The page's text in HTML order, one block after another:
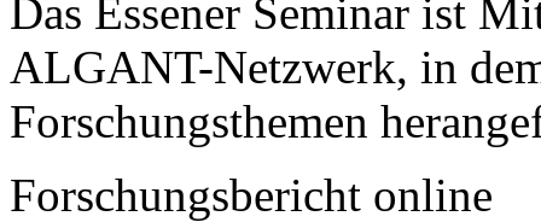
Das Essener Seminar ist
ALGANT-Netzwerk, in
Forschungsthemen
Forschungsbericht online